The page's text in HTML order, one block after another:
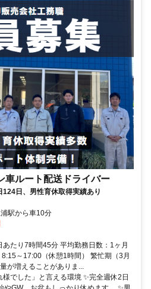
車ルート配送ドライバー
日、男性育休取得実績あり
駅から車10分
たり7時間45分 平均勤務日数：1ヶ月
～17:00（休憩1時間） 繁忙期（3月
が増えることがありま...
でした」と言える環境 ✨完全週休2日